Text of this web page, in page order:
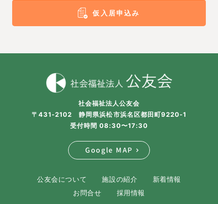
仮入居申込み
社会福祉法人公友会
〒431-2102 静岡県浜松市浜名区都田町9220-1
受付時間 08:30〜17:30
Google MAP
公友会について 施設の紹介
新着情報
お問合せ
採用情報